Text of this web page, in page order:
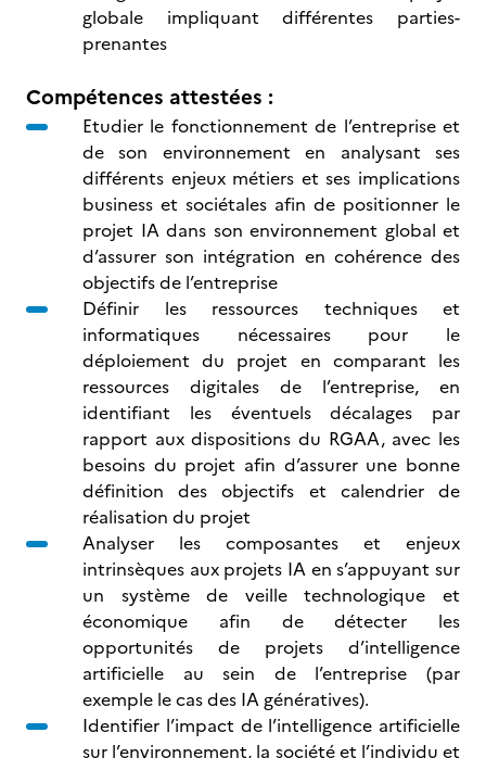
globale impliquant différentes parties-
prenantes
Compétences attestées :
Etudier le fonctionnement de l’entreprise et
de son environnement en analysant ses
différents enjeux métiers et ses implications
business et sociétales afin de positionner le
projet IA dans son environnement global et
d’assurer son intégration en cohérence des
objectifs de l’entreprise
Définir les ressources techniques et
informatiques nécessaires pour le
déploiement du projet en comparant les
ressources digitales de l’entreprise, en
identifiant les éventuels décalages par
rapport aux dispositions du RGAA, avec les
besoins du projet afin d’assurer une bonne
définition des objectifs et calendrier de
réalisation du projet
Analyser les composantes et enjeux
intrinsèques aux projets IA en s’appuyant sur
un système de veille technologique et
économique afin de détecter les
opportunités de projets d’intelligence
artificielle au sein de l’entreprise (par
exemple le cas des IA génératives).
Identifier l’impact de l’intelligence artificielle
sur l’environnement, la société et l’individu et